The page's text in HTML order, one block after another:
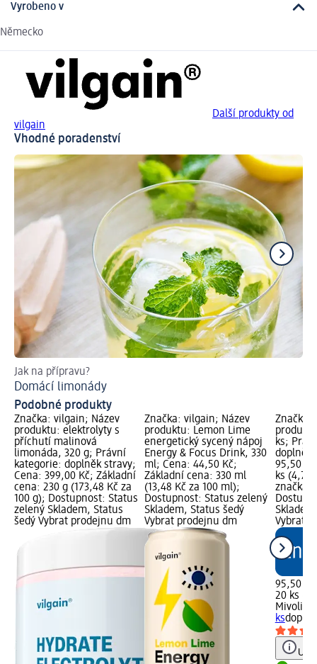
Vyrobeno v
Německo
Další produkty od
vilgain
Vhodné poradenství
Jak na přípravu?
Domácí limonády
Podobné produkty
Značka: vilgain; Název
produktu: elektrolyty s
příchutí malinová
limonáda, 320 g; Právní
kategorie: doplněk stravy;
Cena: 399,00 Kč; Základní
cena: 230 g (173,48 Kč za
100 g); Dostupnost: Status
zelený Skladem, Status
šedý Vybrat prodejnu dm
Značka: vilgain; Název
produktu: Lemon Lime
energetický sycený nápoj
Energy & Focus Drink, 330
ml; Cena: 44,50 Kč;
Základní cena: 330 ml
(13,48 Kč za 100 ml);
Dostupnost: Status zelený
Skladem, Status šedý
Vybrat prodejnu dm
Značka:
ks;
doplněk
95,50
ks (4,78
značka
Vybrat
95,50 Kč
20 ks
Mivolis
ks